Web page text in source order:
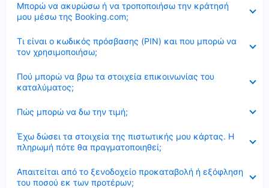
Μπορώ να ακυρώσω ή να τροποποιήσω την κράτησή
μου μέσω της Booking.com;
Τι είναι ο κωδικός πρόσβασης (PIN) και που μπορώ να
τον χρησιμοποιήσω;
Πού μπορώ να βρω τα στοιχεία επικοινωνίας του
καταλύματος;
Πώς μπορώ να δω την τιμή;
Έχω δώσει τα στοιχεία της πιστωτικής μου κάρτας. Η
πληρωμή πότε θα πραγματοποιηθεί;
Απαιτείται από το ξενοδοχείο προκαταβολή ή εξόφληση
του ποσού εκ των προτέρων;